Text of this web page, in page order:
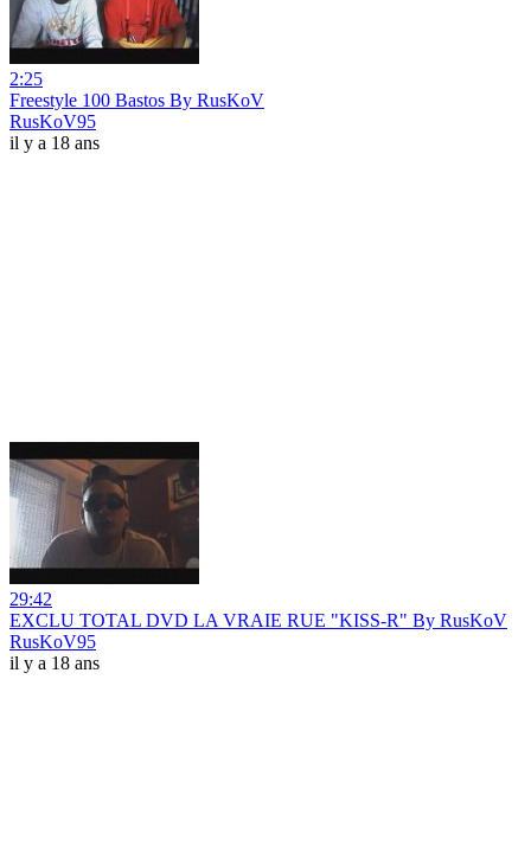
2:25
Freestyle 100 Bastos By RusKoV
RusKoV95
il y a 18 ans
29:42
EXCLU TOTAL DVD LA VRAIE RUE "KISS-R" By RusKoV
RusKoV95
il y a 18 ans